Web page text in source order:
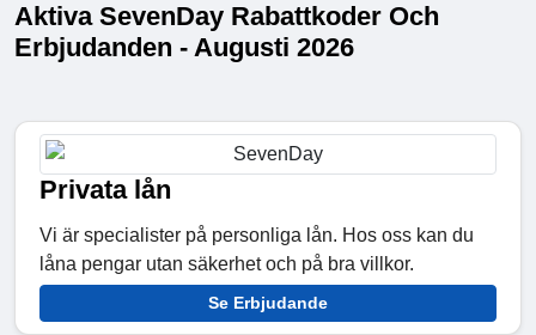
Aktiva SevenDay Rabattkoder Och
Erbjudanden - Augusti 2026
Privata lån
Vi är specialister på personliga lån. Hos oss kan du
låna pengar utan säkerhet och på bra villkor.
Se Erbjudande